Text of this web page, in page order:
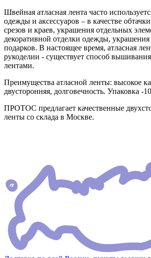
Швейная атласная лента часто
одежды и аксессуаров – в качестве
срезов и краев, украшения отдельных
декоративной отделки одежды,
подарков. В настоящее время, атласная
рукоделии - существует способ
лентами.
Преимущества атласной ленты: высокое
двусторонняя, долговечность. Упаковка -
ПРОТОС предлагает качественные
ленты со склада в Москве.